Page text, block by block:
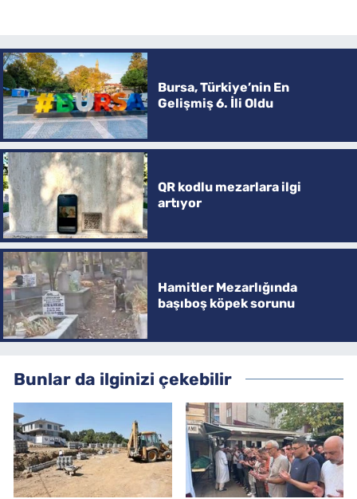
Bursa, Türkiye’nin En
Gelişmiş 6. İli Oldu
QR kodlu mezarlara ilgi
artıyor
Hamitler Mezarlığında
başıboş köpek sorunu
Bunlar da ilginizi çekebilir